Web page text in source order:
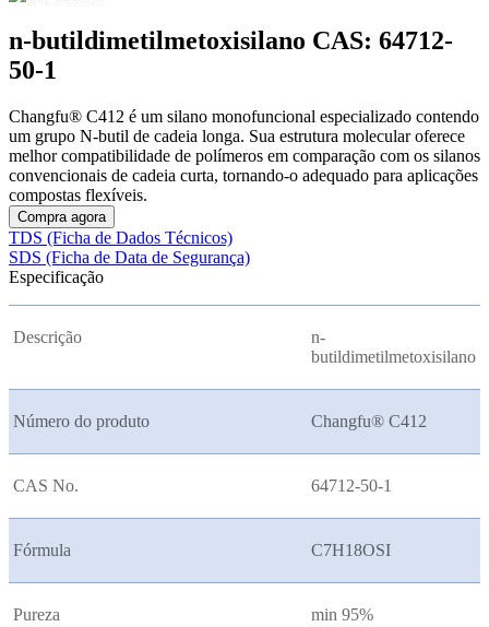
n-butildimetilmetoxisilano CAS: 64712-
50-1
Changfu® C412 é um silano monofuncional especializado contendo
um grupo N-butil de cadeia longa. Sua estrutura molecular oferece
melhor compatibilidade de polímeros em comparação com os silanos
convencionais de cadeia curta, tornando-o adequado para aplicações
compostas flexíveis.
Compra agora
TDS (Ficha de Dados Técnicos)
SDS (Ficha de Data de Segurança)
Especificação
Descrição
n-
butildimetilmetoxisilano
Número do produto Changfu® C412
CAS No. 64712-50-1
Fórmula C7H18OSI
Pureza min 95%